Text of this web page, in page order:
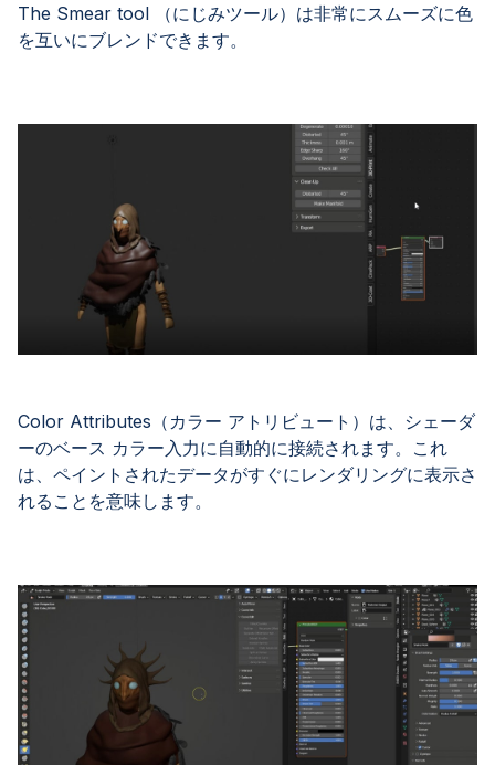
The Smear tool （にじみツール）は非常にスムーズに色
を互いにブレンドできます。
Color Attributes（カラー アトリビュート）は、シェーダ
ーのベース カラー入力に自動的に接続されます。これ
は、ペイントされたデータがすぐにレンダリングに表示さ
れることを意味します。